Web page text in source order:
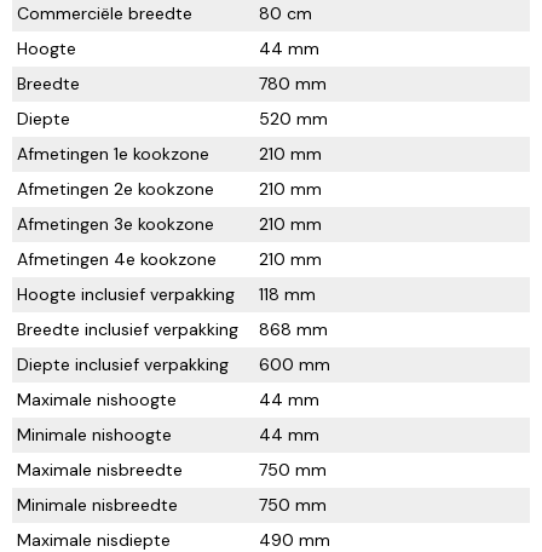
Commerciële breedte
80 cm
Hoogte
44 mm
Breedte
780 mm
Diepte
520 mm
Afmetingen 1e kookzone
210 mm
Afmetingen 2e kookzone
210 mm
Afmetingen 3e kookzone
210 mm
Afmetingen 4e kookzone
210 mm
Hoogte inclusief verpakking
118 mm
Breedte inclusief verpakking
868 mm
Diepte inclusief verpakking
600 mm
Maximale nishoogte
44 mm
Minimale nishoogte
44 mm
Maximale nisbreedte
750 mm
Minimale nisbreedte
750 mm
Maximale nisdiepte
490 mm